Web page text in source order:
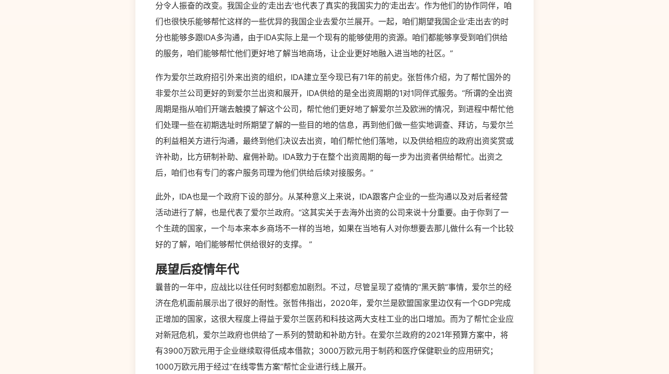
分令人振奋的改变。我国企业的‘走出去’也代表了真实的我国实力的‘走出去’。作为他们的协作同伴，咱
们也很快乐能够帮忙这样的一些优异的我国企业去爱尔兰展开。一起，咱们期望我国企业‘走出去’的时
分也能够多跟IDA多沟通，由于IDA实际上是一个现有的能够使用的资源。咱们都能够享受到咱们供给
的服务，咱们能够帮忙他们更好地了解当地商场，让企业更好地融入进当地的社区。”
作为爱尔兰政府招引外来出资的组织，IDA建立至今现已有71年的前史。张哲伟介绍，为了帮忙国外的
非爱尔兰公司更好的到爱尔兰出资和展开，IDA供给的是全出资周期的1对1同伴式服务。“所谓的全出资
周期是指从咱们开端去触摸了解这个公司，帮忙他们更好地了解爱尔兰及欧洲的情况，到进程中帮忙他
们处理一些在初期选址时所期望了解的一些目的地的信息，再到他们做一些实地调查、拜访，与爱尔兰
的利益相关方进行沟通，最终到他们决议去出资，咱们帮忙他们落地，以及供给相应的政府出资奖赏或
许补助，比方研制补助、雇佣补助。IDA致力于在整个出资周期的每一步为出资者供给帮忙。出资之
后，咱们也有专门的客户服务司理为他们供给后续对接服务。”
此外，IDA也是一个政府下设的部分。从某种意义上来说，IDA跟客户企业的一些沟通以及对后者经营
活动进行了解，也是代表了爱尔兰政府。“这其实关于去海外出资的公司来说十分重要。由于你到了一
个生疏的国家，一个与本来本乡商场不一样的当地，如果在当地有人对你想要去那儿做什么有一个比较
好的了解，咱们能够帮忙供给很好的支撑。 ”
展望后疫情年代
曩昔的一年中，应战比以往任何时刻都愈加剧烈。不过，尽管呈现了疫情的“黑天鹅”事情，爱尔兰的经
济在危机面前展示出了很好的耐性。张哲伟指出，2020年，爱尔兰是欧盟国家里边仅有一个GDP完成
正增加的国家，这很大程度上得益于爱尔兰医药和科技这两大支柱工业的出口增加。而为了帮忙企业应
对新冠危机，爱尔兰政府也供给了一系列的赞助和补助方针。在爱尔兰政府的2021年预算方案中，将
有3900万欧元用于企业继续取得低成本借款；3000万欧元用于制药和医疗保健职业的应用研究；
1000万欧元用于经过“在线零售方案”帮忙企业进行线上展开。